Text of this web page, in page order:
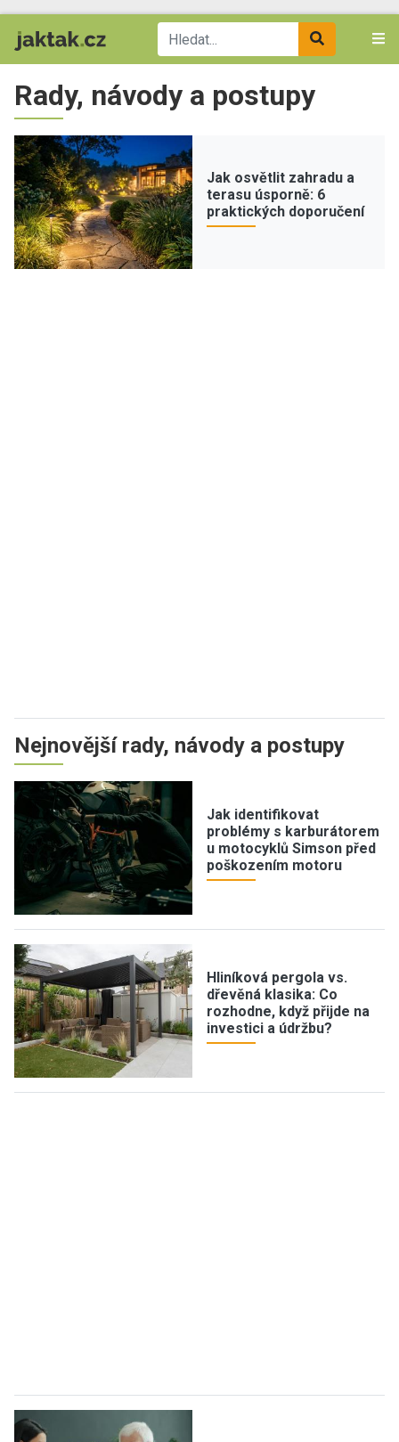
Rady, návody a postupy
Jak osvětlit zahradu a
terasu úsporně: 6
praktických doporučení
Nejnovější rady, návody a postupy
Jak identifikovat
problémy s karburátorem
u motocyklů Simson před
poškozením motoru
Hliníková pergola vs.
dřevěná klasika: Co
rozhodne, když přijde na
investici a údržbu?